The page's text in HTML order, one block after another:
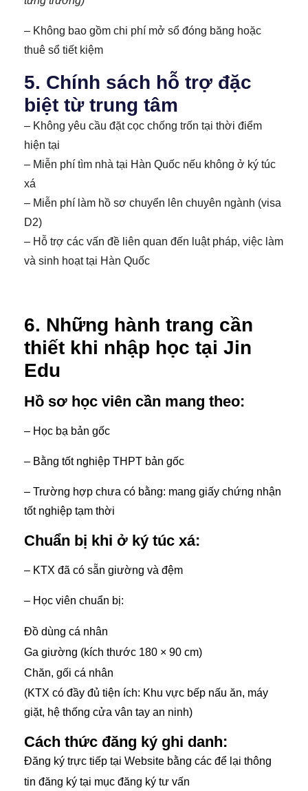
– Không bao gồm chi phí mở sổ đóng băng hoặc
thuê sổ tiết kiệm
5. Chính sách hỗ trợ đặc
biệt từ trung tâm
– Không yêu cầu đặt cọc chống trốn tại thời điểm
hiện tại
– Miễn phí tìm nhà tại Hàn Quốc nếu không ở ký túc
xá
– Miễn phí làm hồ sơ chuyển lên chuyên ngành (visa
D2)
– Hỗ trợ các vấn đề liên quan đến luật pháp, việc làm
và sinh hoạt tại Hàn Quốc
6. Những hành trang cần
thiết khi nhập học tại Jin
Edu
Hồ sơ học viên cần mang theo:
– Học bạ bản gốc
– Bằng tốt nghiệp THPT bản gốc
– Trường hợp chưa có bằng: mang giấy chứng nhận
tốt nghiệp tạm thời
Chuẩn bị khi ở ký túc xá:
– KTX đã có sẵn giường và đệm
– Học viên chuẩn bị:
Đồ dùng cá nhân
Ga giường (kích thước 180 × 90 cm)
Chăn, gối cá nhân
(KTX có đầy đủ tiện ích: Khu vực bếp nấu ăn, máy
giặt, hệ thống cửa vân tay an ninh)
Cách thức đăng ký ghi danh:
Đăng ký trực tiếp tại Website bằng các để lại thông
tin đăng ký tại mục đăng ký tư vấn